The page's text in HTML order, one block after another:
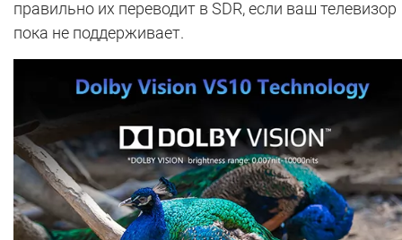
правильно их переводит в SDR, если ваш телевизор
пока не поддерживает.